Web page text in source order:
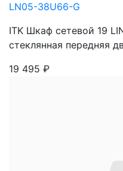
LN05-38U66-G
ITK Шкаф сетевой 19
стеклянная передняя
19 495 ₽